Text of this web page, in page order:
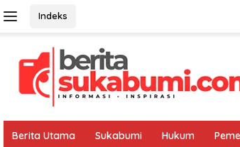
Indeks
Berita Utama Sukabumi Hukum